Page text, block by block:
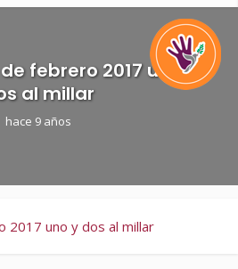
febrero 2017 uno y
al millar
hace 9 años
2017 uno y dos al millar